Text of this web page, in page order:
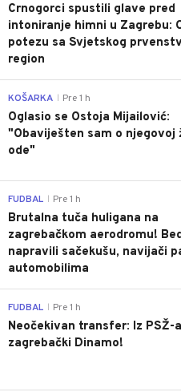
Crnogorci spustili glave pred
intoniranje himni u Zagrebu:
potezu sa Svjetskog
region
KOŠARKA Pre 1 h
Oglasio se Ostoja Mijailović:
"Obaviješten sam o njegovoj
ode"
FUDBAL Pre 1 h
Brutalna tuča huligana na
zagrebačkom aerodromu!
napravili sačekušu, navijači
automobilima
FUDBAL Pre 1 h
Neočekivan transfer: Iz PSŽ-
zagrebački Dinamo!